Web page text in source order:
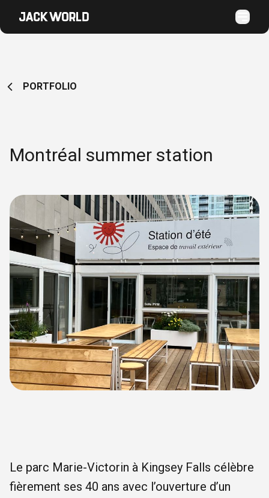
PORTFOLIO
Montréal summer station
Le parc Marie-Victorin à Kingsey Falls célèbre
fièrement ses 40 ans avec l’ouverture d’un